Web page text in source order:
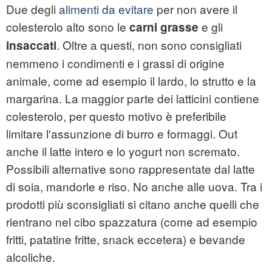
Due degli alimenti da evitare per non avere il
colesterolo alto sono le carni grasse e gli
insaccati. Oltre a questi, non sono consigliati
nemmeno i condimenti e i grassi di origine
animale, come ad esempio il lardo, lo strutto e la
margarina. La maggior parte dei latticini contiene
colesterolo, per questo motivo è preferibile
limitare l'assunzione di burro e formaggi. Out
anche il latte intero e lo yogurt non scremato.
Possibili alternative sono rappresentate dal latte
di soia, mandorle e riso. No anche alle uova. Tra i
prodotti più sconsigliati si citano anche quelli che
rientrano nel cibo spazzatura (come ad esempio
fritti, patatine fritte, snack eccetera) e bevande
alcoliche.